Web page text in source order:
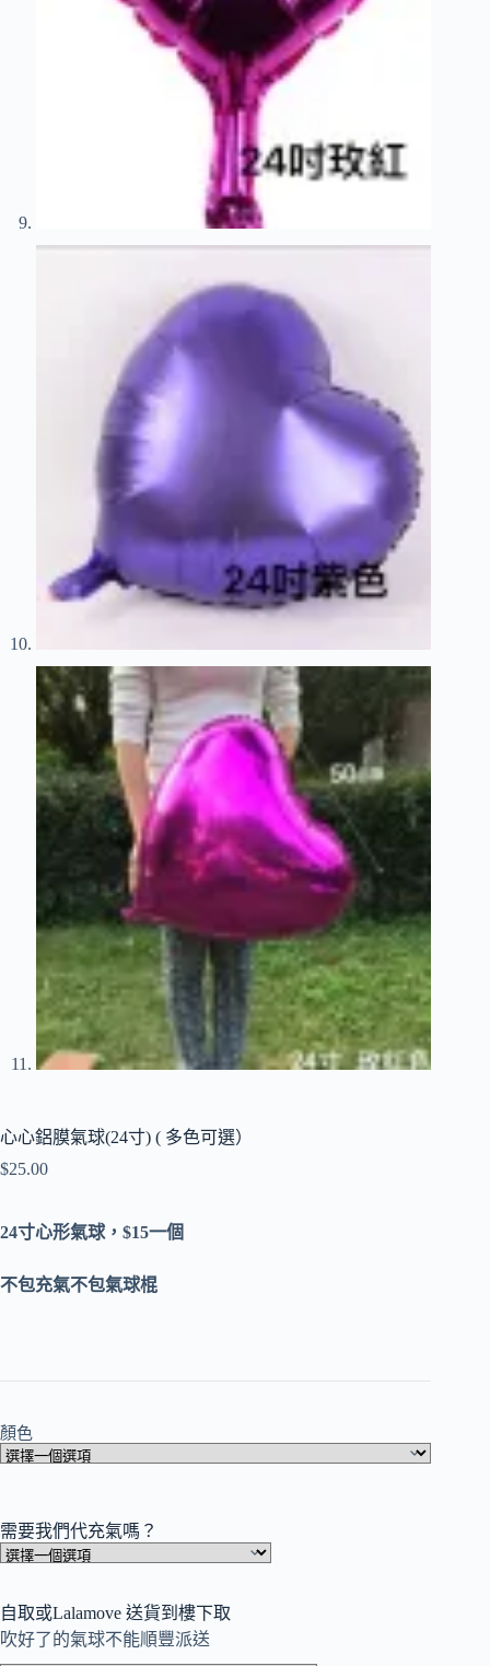
心心鋁膜氣球(24寸) ( 多色可選）
$25.00
24寸心形氣球，$15一個
不包充氣不包氣球棍
顏色
需要我們代充氣嗎？
自取或Lalamove 送貨到樓下取
吹好了的氣球不能順豐派送